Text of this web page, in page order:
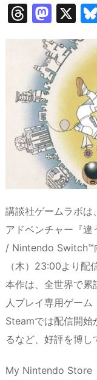
T
hr
a
d
s
M
a
st
o
d
n
X
講談社ゲームラボは
アドベンチャー『
/ Nintendo Switch™
（木）23:00より配
本作は、全世界で累
人プレイ専用ゲーム
Steamでは配信開始
るなど、好評を博し
My Nintendo Store